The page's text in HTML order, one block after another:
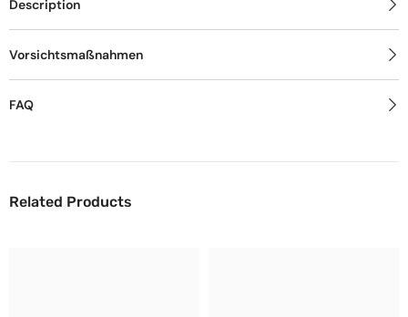
Description
Vorsichtsmaßnahmen
FAQ
Related Products